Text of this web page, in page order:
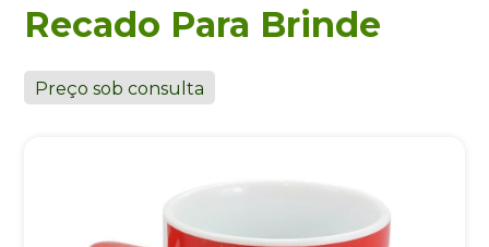
Recado Para Brinde
Preço sob consulta
Eu concordo em receber comunicações.